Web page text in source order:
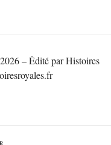
– Édité par Histoires